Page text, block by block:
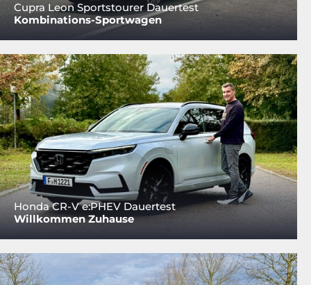
Cupra Leon Sportstourer Dauertest
Kombinations-Sportwagen
Honda CR-V e:PHEV Dauertest
Willkommen Zuhause